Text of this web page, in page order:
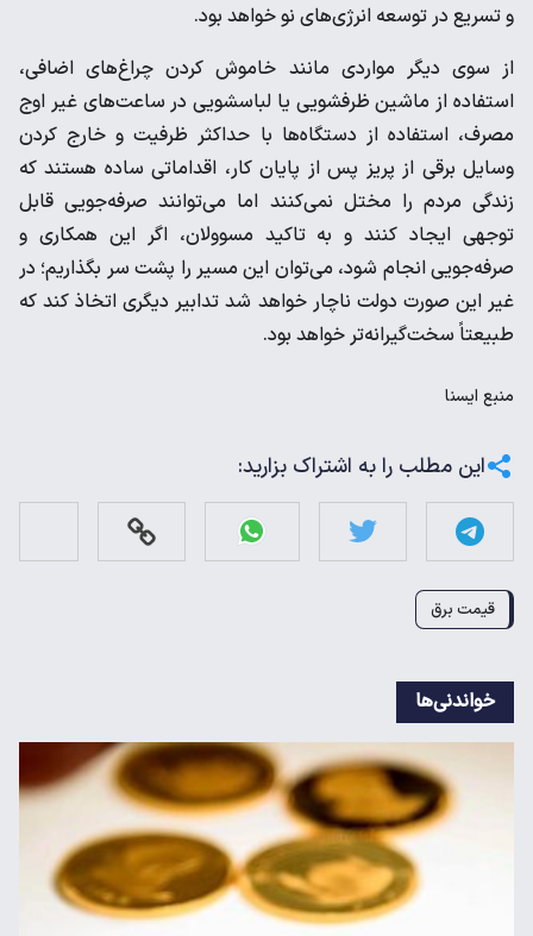
و تسریع در توسعه انرژی‌های نو خواهد بود.
از سوی دیگر مواردی مانند خاموش کردن چراغ‌های اضافی،
استفاده از ماشین ظرفشویی یا لباسشویی در ساعت‌های غیر اوج
مصرف، استفاده از دستگاه‌ها با حداکثر ظرفیت و خارج کردن
وسایل برقی از پریز پس از پایان کار، اقداماتی ساده هستند که
زندگی مردم را مختل نمی‌کنند اما می‌توانند صرفه‌جویی قابل
توجهی ایجاد کنند و به تاکید مسوولان، اگر این همکاری و
صرفه‌جویی انجام شود، می‌توان این مسیر را پشت سر بگذاریم؛ در
غیر این صورت دولت ناچار خواهد شد تدابیر دیگری اتخاذ کند که
طبیعتاً سخت‌گیرانه‌تر خواهد بود.
منبع ايسنا
این مطلب را به اشتراک بزارید:
قیمت برق
خواندنی‌ها